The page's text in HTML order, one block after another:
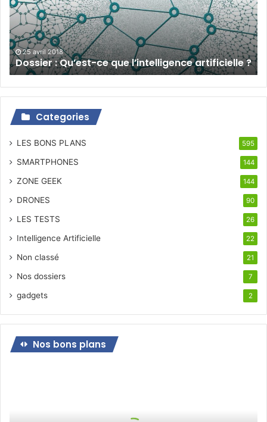
l’intelligence
artificielle
?
25 avril 2018
Dossier : Qu’est-ce que l’intelligence artificielle ?
Categories
LES BONS PLANS 595
SMARTPHONES 144
ZONE GEEK 144
DRONES 90
LES TESTS 26
Intelligence Artificielle 22
Non classé 21
Nos dossiers 7
gadgets 2
Nos bons plans